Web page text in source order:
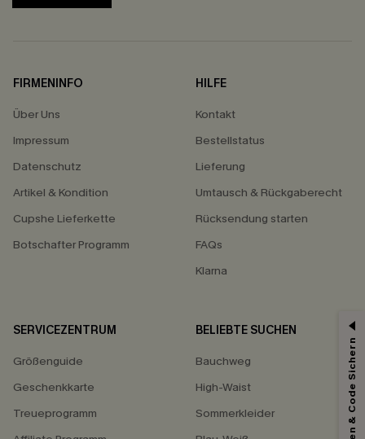
FIRMENINFO
Über Uns
Impressum
Datenschutz
Artikel & Kondition
Cupshe Lieferkette
Botschafter Programm
HILFE
Kontakt
Bestellstatus
Lieferung
Umtausch & Rückgaberecht
Rücksendung starten
FAQs
Klarna
SERVICEZENTRUM
Größenguide
Geschenkkarte
Treueprogramm
BELIEBTE SUCHEN
Bauchweg
High-Waist
Sommerkleider